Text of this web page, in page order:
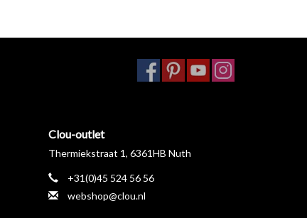
Clou-outlet
Thermiekstraat 1, 6361HB Nuth
+31(0)45 524 56 56
webshop@clou.nl